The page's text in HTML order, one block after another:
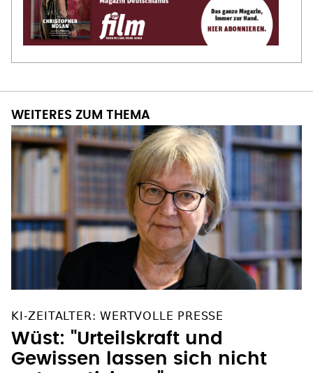
WEITERES ZUM THEMA
KI-ZEITALTER: WERTVOLLE PRESSE
Wüst: "Urteilskraft und
Gewissen lassen sich nicht